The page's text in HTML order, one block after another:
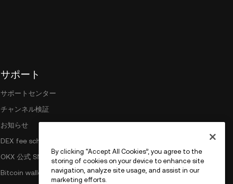
サポート
サポートセンター
チャンネル検証
お知らせ
DEX fee schedule
OKX 公式 SNS
Bitcoin wallet
By clicking “Accept All Cookies”, you agree to the
storing of cookies on your device to enhance site
navigation, analyze site usage, and assist in our
marketing efforts.